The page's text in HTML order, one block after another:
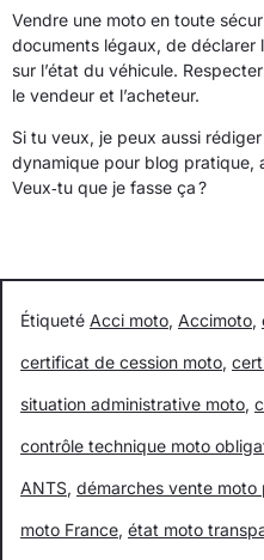
Vendre une moto en toute
documents légaux, de
sur l’état du véhicule.
le vendeur et l’acheteur.
Si tu veux, je peux aussi
dynamique pour blog pratique,
Veux‑tu que je fasse ça ?
Étiqueté Acci moto, Accimoto,
certificat de cession moto,
situation administrative moto,
contrôle technique moto
ANTS, démarches vente moto
moto France, état moto